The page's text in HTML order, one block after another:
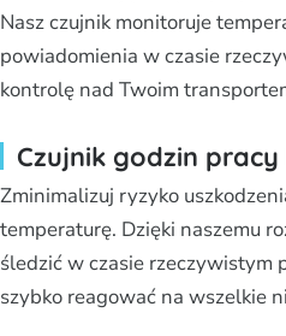
Nasz czujnik monitoruje
powiadomienia w czasie
kontrolę nad Twoim
Czujnik godzin
Zminimalizuj ryzyko
temperaturę. Dzięki naszemu
śledzić w czasie rzeczywistym
szybko reagować na wszelkie